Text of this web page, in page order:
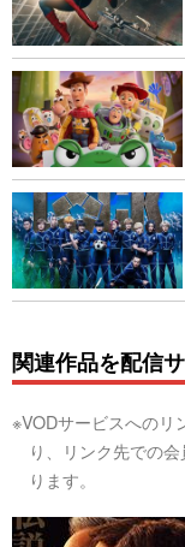
関連作品を配信
※VODサービスへのリ
り、リンク先での
ります。